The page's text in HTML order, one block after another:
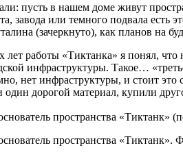
пусть в нашем доме живут
завода или темного подвала есть
(зачеркнуто), как планов на
лет работы «Тиктанка» я понял,
инфраструктуры. Такое…
нет инфраструктуры, и стоит это
дорогой материал, купили
пространства «Тиктанк»
пространства «Тиктанк».